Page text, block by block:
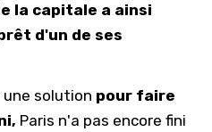
la capitale a ainsi
d'un de ses
solution pour faire
Paris n'a pas encore fini